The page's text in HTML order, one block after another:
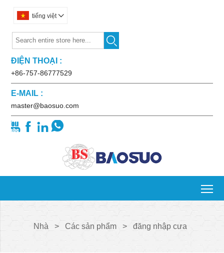
tiếng việt 

ĐIỆN THOẠI :
+86-757-86777529
E-MAIL :
master@baosuo.com
   
Nhà > Các sản phẩm > đăng nhập cưa